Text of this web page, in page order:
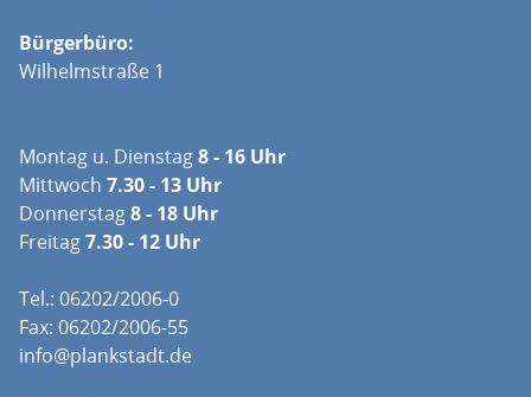
Bürgerbüro:
Wilhelmstraße 1
Montag u. Dienstag8 - 16 Uhr
Mittwoch 7.30 - 13 Uhr
Donnerstag8 - 18 Uhr
Freitag7.30 - 12 Uhr
Tel.: 06202/2006-0
Fax: 06202/2006-55
info@plankstadt.de